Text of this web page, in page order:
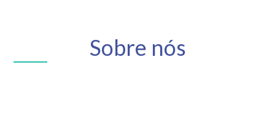
Sobre nós